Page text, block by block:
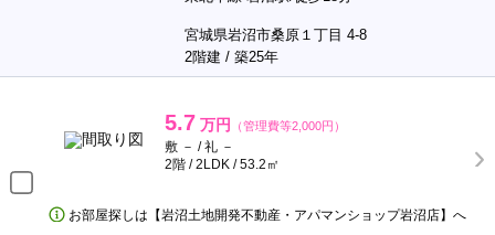
5.6万円（管理費等2,900円）
敷 － / 礼 －
お問い合わせ(無料)
ガーデンタウンＢ